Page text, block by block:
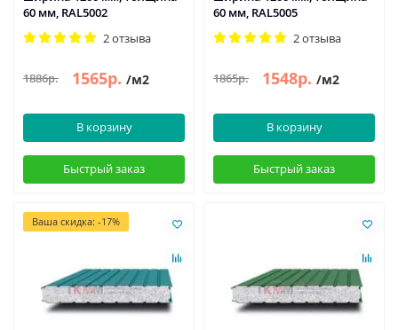
60 мм, RAL5002
2 отзыва
1886р. 1565р. /м2
В корзину
Быстрый заказ
60 мм, RAL5005
2 отзыва
1865р. 1548р. /м2
В корзину
Быстрый заказ
Ваша скидка: -17%